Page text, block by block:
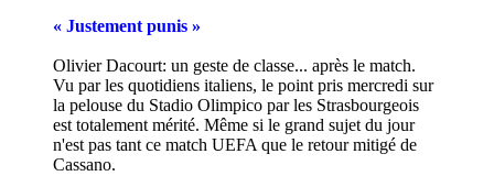
« Justement punis »
Olivier Dacourt: un geste de classe... après le match.
Vu par les quotidiens italiens, le point pris mercredi sur
la pelouse du Stadio Olimpico par les Strasbourgeois
est totalement mérité. Même si le grand sujet du jour
n'est pas tant ce match UEFA que le retour mitigé de
Cassano.